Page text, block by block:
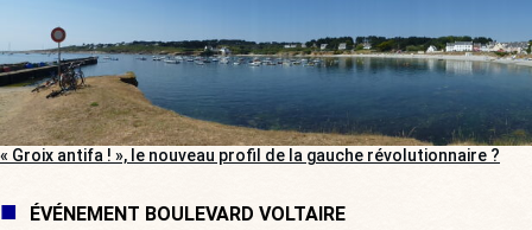
« Groix antifa ! », le nouveau profil de la gauche révolutionnaire ?
ÉVÉNEMENT BOULEVARD VOLTAIRE